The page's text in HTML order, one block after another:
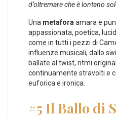
d’oltremare che è lontano
Una metaforaamara e
appassionata, poetica,
come in tutti i pezzi di
influenze musicali, dallo
ballate al twist, ritmi
continuamente stravolti e
euforica e ironica.
#5 Il Ballo di